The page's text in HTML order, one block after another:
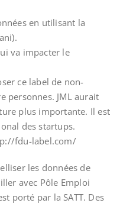
en utilisant la
va impacter le
ce label de non-
personnes. JML aurait
plus importante. Il est
des startups.
fdu-label.com/
les données de
avec Pôle Emploi
porté par la SATT. Des